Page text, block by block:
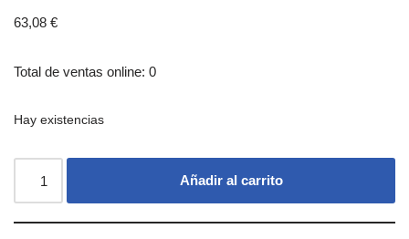
63,08 €
Total de ventas online: 0
Hay existencias
Añadir al carrito